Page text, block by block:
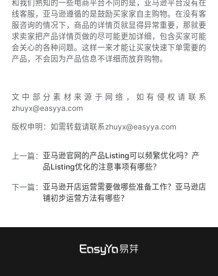
和我们熟知的一些电商平台不同的是，亚马逊平台没有在
线客服，亚马逊遵循的是鼓励买家家自主购物。在没有客
服咨询的情况下，商品的详情页就显得异常重要，那就要
求卖家把产品详情页做的尽可能更加详细，包含买家可能
会关心的各种问题。这样一来才能让买家快速下单需要的
产品，不会因为产品信息不详细而放弃购物。
文中部分素材来源于网络，如有侵权请联系
zhuyx@easyya.com
版权申明：如需转载请联系zhuyx@easyya.com
上一篇： 亚马逊官网的产品Listing可以频繁优化吗？产
品Listing优化的注意事项有哪些？
下一篇： 亚马逊开店运营需要做哪些准备工作？亚马逊店
铺初步运营方法有哪些？